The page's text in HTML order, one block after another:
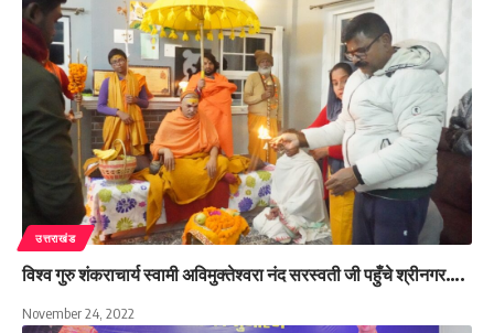
उत्तराखंड
विश्व गुरु शंकराचार्य स्वामी अविमुक्तेश्वरा नंद सरस्वती जी पहुँचे श्रीनगर….
November 24, 2022